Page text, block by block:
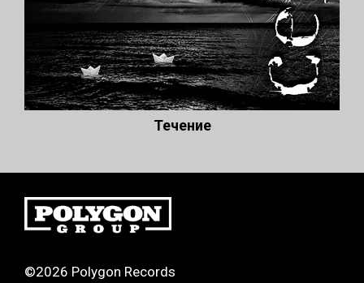
Течение
©2026 Polygon Records